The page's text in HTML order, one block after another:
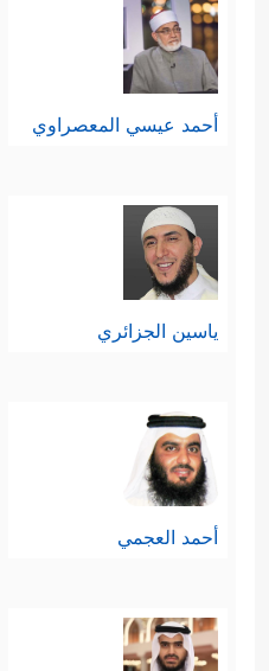
أحمد عيسي المعصراوي
ياسين الجزائري
أحمد العجمي